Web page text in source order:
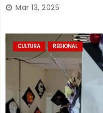
Mar 13, 2025
CULTURA REGIONAL